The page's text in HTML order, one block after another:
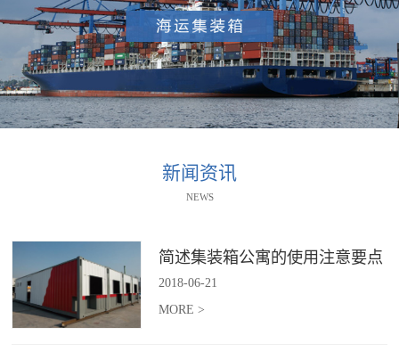
新闻资讯
NEWS
简述集装箱公寓的使用注意要点
2018-06-21
MORE >